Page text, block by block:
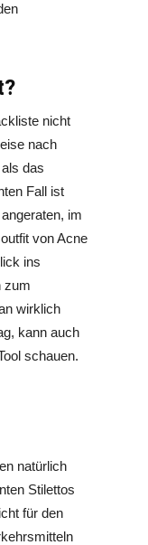
nicht
nach
das
Fall ist
im
von Acne
ins
zum
wirklich
kann auch
schauen.
natürlich
Stilettos
für den